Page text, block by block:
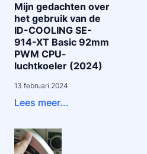
Mijn gedachten over
het gebruik van de
ID-COOLING SE-
914-XT Basic 92mm
PWM CPU-
luchtkoeler (2024)
13 februari 2024
Lees meer...